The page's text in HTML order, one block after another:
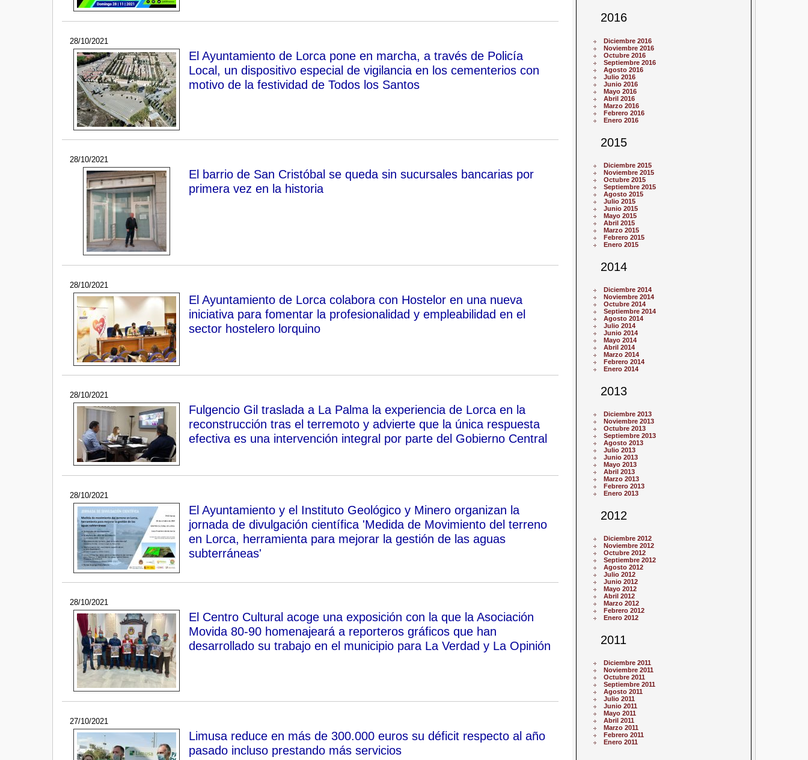
28/10/2021
El Ayuntamiento de Lorca pone en marcha, a través de Policía
Local, un dispositivo especial de vigilancia en los cementerios con
motivo de la festividad de Todos los Santos
28/10/2021
El barrio de San Cristóbal se queda sin sucursales bancarias por
primera vez en la historia
28/10/2021
El Ayuntamiento de Lorca colabora con Hostelor en una nueva
iniciativa para fomentar la profesionalidad y empleabilidad en el
sector hostelero lorquino
28/10/2021
Fulgencio Gil traslada a La Palma la experiencia de Lorca en la
reconstrucción tras el terremoto y advierte que la única respuesta
efectiva es una intervención integral por parte del Gobierno Central
28/10/2021
El Ayuntamiento y el Instituto Geológico y Minero organizan la
jornada de divulgación científica 'Medida de Movimiento del terreno
en Lorca, herramienta para mejorar la gestión de las aguas
subterráneas'
28/10/2021
El Centro Cultural acoge una exposición con la que la Asociación
Movida 80-90 homenajeará a reporteros gráficos que han
desarrollado su trabajo en el municipio para La Verdad y La Opinión
27/10/2021
Limusa reduce en más de 300.000 euros su déficit respecto al año
pasado incluso prestando más servicios
2016
Diciembre 2016
Noviembre 2016
Octubre 2016
Septiembre 2016
Agosto 2016
Julio 2016
Junio 2016
Mayo 2016
Abril 2016
Marzo 2016
Febrero 2016
Enero 2016
2015
Diciembre 2015
Noviembre 2015
Octubre 2015
Septiembre 2015
Agosto 2015
Julio 2015
Junio 2015
Mayo 2015
Abril 2015
Marzo 2015
Febrero 2015
Enero 2015
2014
Diciembre 2014
Noviembre 2014
Octubre 2014
Septiembre 2014
Agosto 2014
Julio 2014
Junio 2014
Mayo 2014
Abril 2014
Marzo 2014
Febrero 2014
Enero 2014
2013
Diciembre 2013
Noviembre 2013
Octubre 2013
Septiembre 2013
Agosto 2013
Julio 2013
Junio 2013
Mayo 2013
Abril 2013
Marzo 2013
Febrero 2013
Enero 2013
2012
Diciembre 2012
Noviembre 2012
Octubre 2012
Septiembre 2012
Agosto 2012
Julio 2012
Junio 2012
Mayo 2012
Abril 2012
Marzo 2012
Febrero 2012
Enero 2012
2011
Diciembre 2011
Noviembre 2011
Octubre 2011
Septiembre 2011
Agosto 2011
Julio 2011
Junio 2011
Mayo 2011
Abril 2011
Marzo 2011
Febrero 2011
Enero 2011